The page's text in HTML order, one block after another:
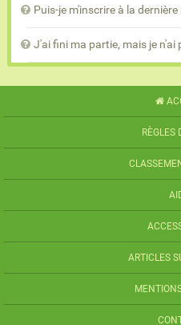
Puis-je m'inscrire à la dernière
J'ai fini ma partie, mais je n'ai
RÈGLES
ARTICLES